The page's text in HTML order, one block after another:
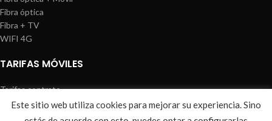
Fibra óptica
Fibra + TV
WIFI 4G
TARIFAS MÓVILES
Tarifas contrato
Tarifas prepago
WIREDOSAFE Aviso Legal Política de Cookies |Sitemap
Este sitio web utiliza cookies para mejorar su experiencia. Sino